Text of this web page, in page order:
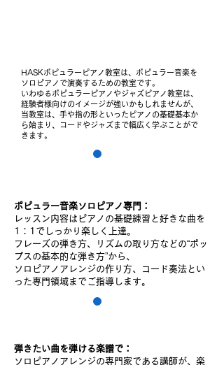
HASKポピュラーピアノ教室は、ポピュラー音楽を
ソロピアノで演奏するための教室です。
​いわゆるポピュラーピアノやジャズピアノ教室は、
経験者様向けのイメージが強いかもしれませんが、
当教室は、手や指の形といったピアノの基礎基本か
ら始まり、コードやジャズまで幅広く学ぶことがで
きます。
ポピュラー音楽ソロピアノ専門：
レッスン内容はピアノの基礎練習と好きな曲を
1：1でしっかり楽しく上達。
フレーズの弾き方、リズムの取り方などの“ポッ
プスの基本的な弾き方”から、
ソロピアノアレンジの作り方、コード奏法とい
った専門領域までご指導します。
弾きたい曲を弾ける楽譜で：
ソロピアノアレンジの専門家である講師が、楽